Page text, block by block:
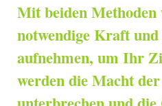
Mit beiden Methoden
notwendige Kraft
aufnehmen, um Ihr
werden die Macht